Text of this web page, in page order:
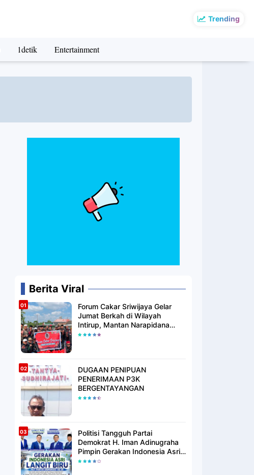
Trending
1detik Entertainment
Berita Viral
Forum Cakar Sriwijaya Gelar
Jumat Berkah di Wilayah
Intirup, Mantan Narapidana
yang Telah Berhijrah Turut
DUGAAN PENIPUAN
PENERIMAAN P3K
BERGENTAYANGAN
Politisi Tangguh Partai
Demokrat H. Iman Adinugraha
Pimpin Gerakan Indonesia Asri
Langit Biru Di Pantai Citepus